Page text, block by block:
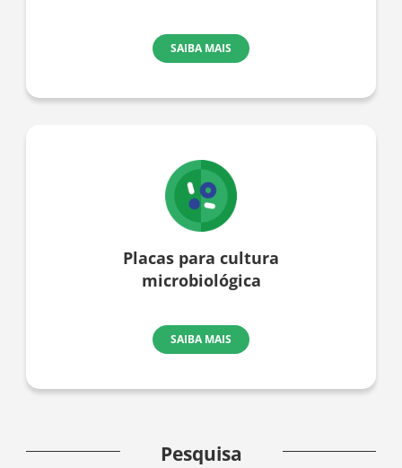
SAIBA MAIS
Placas para cultura
microbiológica
SAIBA MAIS
Pesquisa